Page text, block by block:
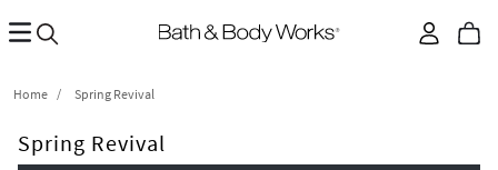
Spring Revival
Spring Revival